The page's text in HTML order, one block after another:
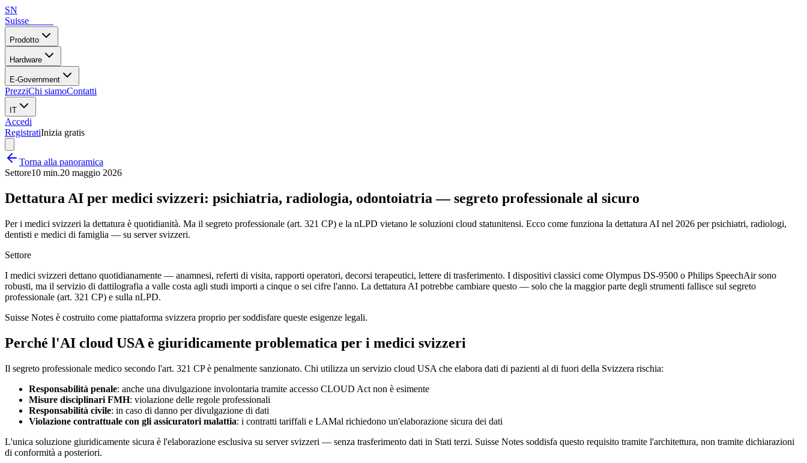
SN
Suisse
Prodotto
Hardware
E-Government
PrezziChi siamoContatti
IT
Accedi
RegistratiInizia gratis
Torna alla panoramica
Settore10 min.20 maggio 2026
Dettatura AI per medici svizzeri: psichiatria, radiologia, odontoiatria — segreto professionale al sicuro
Per i medici svizzeri la dettatura è quotidianità. Ma il segreto professionale (art. 321 CP) e la nLPD vietano le soluzioni cloud statunitensi. Ecco come funziona la dettatura AI nel 2026 per psichiatri, radiologi,
dentisti e medici di famiglia — su server svizzeri.
Settore
I medici svizzeri dettano quotidianamente — anamnesi, referti di visita, rapporti operatori, decorsi terapeutici, lettere di trasferimento. I dispositivi classici come Olympus DS-9500 o Philips SpeechAir sono
robusti, ma il servizio di dattilografia a valle costa agli studi importi a cinque o sei cifre l'anno. La dettatura AI potrebbe cambiare questo — solo che la maggior parte degli strumenti fallisce sul segreto
professionale (art. 321 CP) e sulla nLPD.
Suisse Notes è costruito come piattaforma svizzera proprio per soddisfare queste esigenze legali.
Perché l'AI cloud USA è giuridicamente problematica per i medici svizzeri
Il segreto professionale medico secondo l'art. 321 CP è penalmente sanzionato. Chi utilizza un servizio cloud USA che elabora dati di pazienti al di fuori della Svizzera rischia:
Responsabilità penale: anche una divulgazione involontaria tramite accesso CLOUD Act non è esimente
Misure disciplinari FMH: violazione delle regole professionali
Responsabilità civile: in caso di danno per divulgazione di dati
Violazione contrattuale con gli assicuratori malattia: i contratti tariffali e LAMal richiedono un'elaborazione sicura dei dati
L'unica soluzione giuridicamente sicura è l'elaborazione esclusiva su server svizzeri — senza trasferimento dati in Stati terzi. Suisse Notes soddisfa questo requisito tramite l'architettura, non tramite dichiarazioni
di conformità a posteriori.